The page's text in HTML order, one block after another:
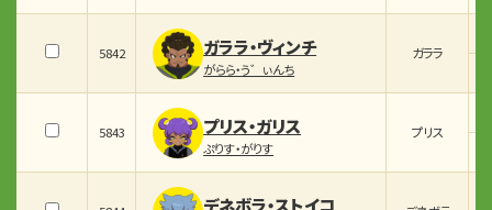
5842 ガララ・ヴィンチ
がらら・う゛ぃんち
ガララ
5843 プリス・ガリス
ぷりす・がりす
プリス
デネボラ・ストイコ